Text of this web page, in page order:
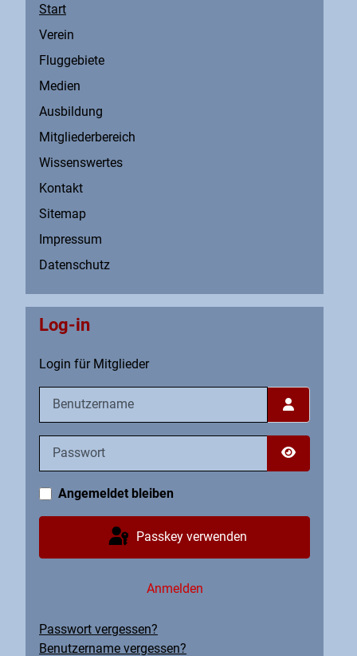
Start
Verein
Fluggebiete
Medien
Ausbildung
Mitgliederbereich
Wissenswertes
Kontakt
Sitemap
Impressum
Datenschutz
Log-in
Login für Mitglieder
Passwort
Passwort
Angemeldet bleiben
Passkey verwenden
Anmelden
Passwort vergessen?
Benutzername vergessen?